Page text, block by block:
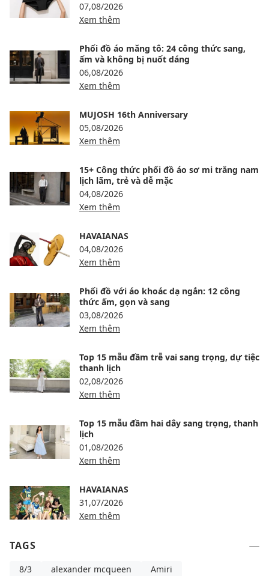
07,08/2026
Xem thêm
Phối đồ áo măng tô: 24 công thức sang,
ấm và không bị nuốt dáng
06,08/2026
Xem thêm
MUJOSH 16th Anniversary
05,08/2026
Xem thêm
15+ Công thức phối đồ áo sơ mi trắng nam
lịch lãm, trẻ và dễ mặc
04,08/2026
Xem thêm
HAVAIANAS
04,08/2026
Xem thêm
Phối đồ với áo khoác dạ ngắn: 12 công
thức ấm, gọn và sang
03,08/2026
Xem thêm
Top 15 mẫu đầm trễ vai sang trọng, dự tiệc
thanh lịch
02,08/2026
Xem thêm
Top 15 mẫu đầm hai dây sang trọng, thanh
lịch
01,08/2026
Xem thêm
HAVAIANAS
31,07/2026
Xem thêm
TAGS
8/3 alexander mcqueen
Amiri